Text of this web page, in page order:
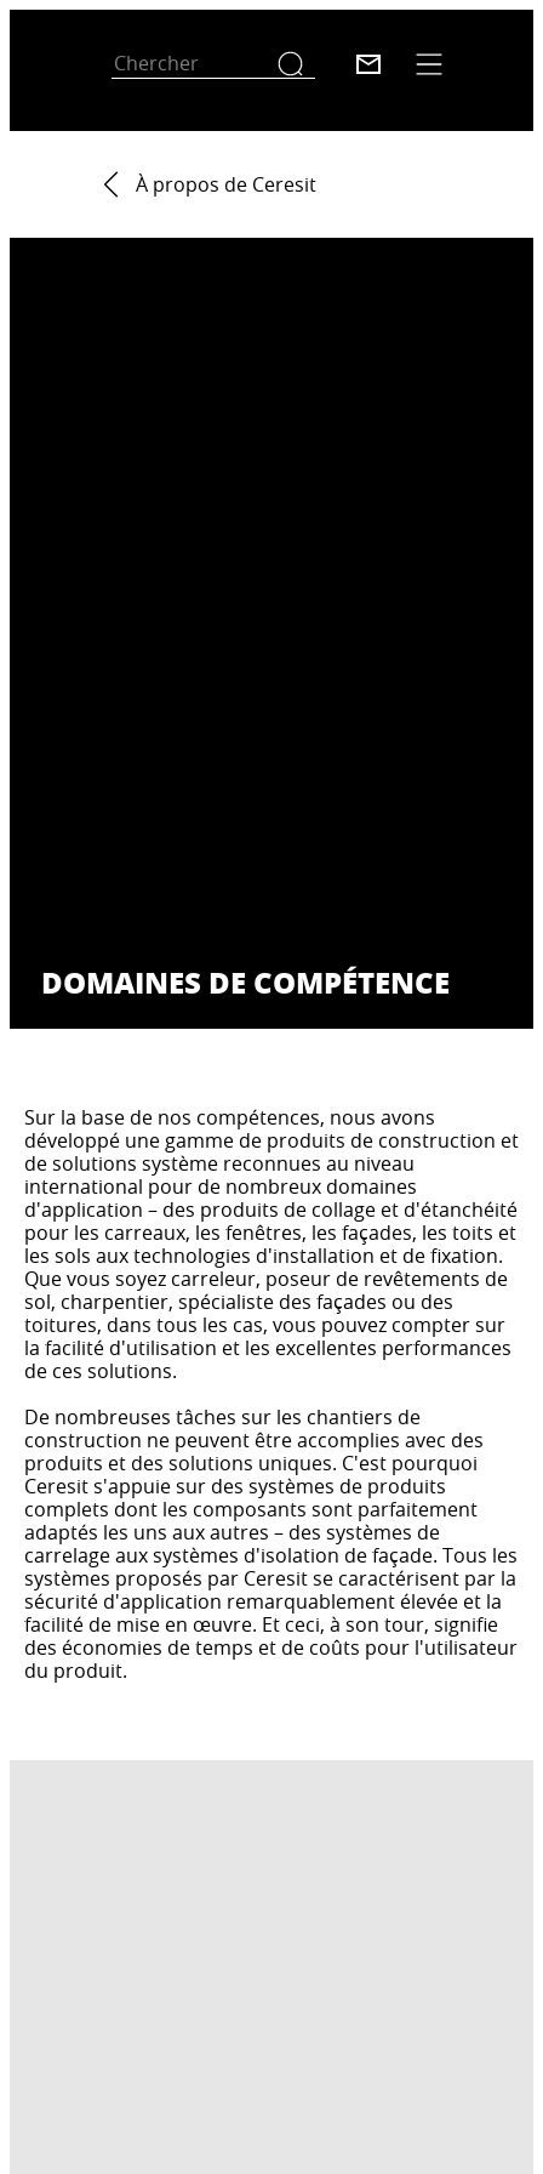
À propos de Ceresit
DOMAINES DE COMPÉTENCE
Sur la base de nos compétences, nous avons
développé une gamme de produits de construction et
de solutions système reconnues au niveau
international pour de nombreux domaines
d'application – des produits de collage et d'étanchéité
pour les carreaux, les fenêtres, les façades, les toits et
les sols aux technologies d'installation et de fixation.
Que vous soyez carreleur, poseur de revêtements de
sol, charpentier, spécialiste des façades ou des
toitures, dans tous les cas, vous pouvez compter sur
la facilité d'utilisation et les excellentes performances
de ces solutions.
De nombreuses tâches sur les chantiers de
construction ne peuvent être accomplies avec des
produits et des solutions uniques. C'est pourquoi
Ceresit s'appuie sur des systèmes de produits
complets dont les composants sont parfaitement
adaptés les uns aux autres – des systèmes de
carrelage aux systèmes d'isolation de façade. Tous les
systèmes proposés par Ceresit se caractérisent par la
sécurité d'application remarquablement élevée et la
facilité de mise en œuvre. Et ceci, à son tour, signifie
des économies de temps et de coûts pour l'utilisateur
du produit.